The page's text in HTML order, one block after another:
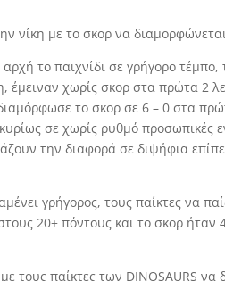
νίκη με το σκορ να
το παιχνίδι σε γρήγορο
έμειναν χωρίς σκορ στα πρώτα 2
το σκορ σε 6 – 0 στα
σε χωρίς ρυθμό προσωπικές
την διαφορά σε διψήφια
γρήγορος, τους παίκτες να
20+ πόντους και το σκορ ήταν
παίκτες των DINOSAURS να